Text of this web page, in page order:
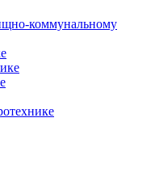
коммунальному